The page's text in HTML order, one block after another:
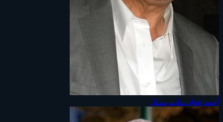
أحمد فؤاد سليم ممثل